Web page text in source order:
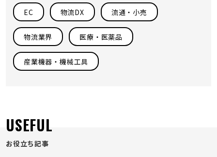
EC 物流DX 流通・小売
物流業界 医療・医薬品
産業機器・機械工具
USEFUL
お役立ち記事